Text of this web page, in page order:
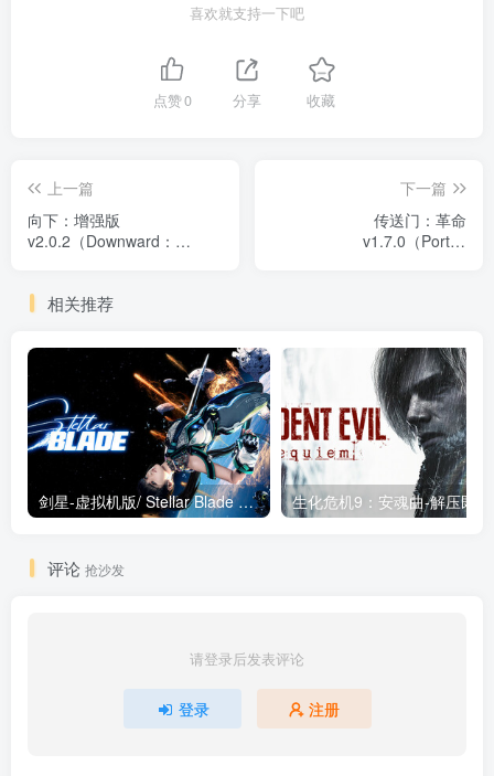
喜欢就支持一下吧
点赞0 分享 收藏
上一篇
向下：增强版
v2.0.2（Downward：
下一篇
传送门：革命
v1.7.0（Portal:
相关推荐
剑星-虚拟机版/ Stellar Blade v1.4.1|Build.19963153 终极版新补丁 送修改器 免安装中文版
评论 抢沙发
请登录后发表评论
登录 注册